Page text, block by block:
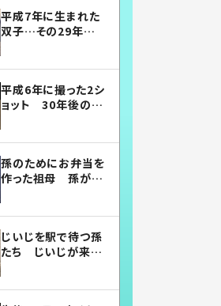
平成7年に生まれた
双子…その29年後
平成6年に撮った2シ
ョット 30年後の姿
孫のためにお弁当を
作った祖母 孫が絶
じいじを駅で待つ孫
たち じいじが来た